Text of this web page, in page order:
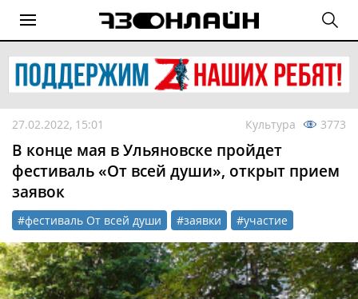
27.02.2022, 15:01 Культура 3773
В конце мая в Ульяновске пройдет
фестиваль «От всей души», открыт прием
заявок
#фестиваль От всей души #заявки #участие